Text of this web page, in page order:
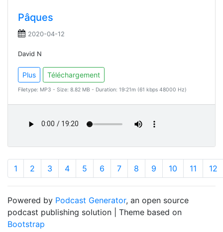
Pâques
2020-04-12
David N
Plus Téléchargement
Filetype: MP3 - Size: 8.82 MB - Duration: 19:21m (61 kbps 48000 Hz)
1 2 3 4 5 6 7 8 9 10 11 12
Powered by Podcast Generator, an open source
podcast publishing solution | Theme based on
Bootstrap